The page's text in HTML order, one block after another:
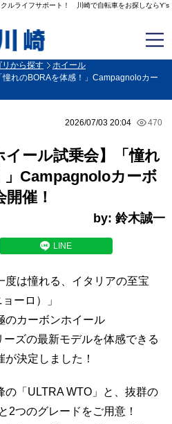
ルライフサポート！ 川崎で自転車をお探しならY's
リから探す
ホイール
憧れのBORAを体感！」Campagnoloカー
2026/07/03 20:04 470
イール試乗会】「憧れ
Campagnoloカーボ
催！
by: 鈴木誠一
LINE
度は憧れる、イタリアの至宝
ーロ）」
のカーボンホイール
ーズの最新モデルを体感できる
決定しました！
の「ULTRA WTO」と、抜群の
2つのグレードをご用意！